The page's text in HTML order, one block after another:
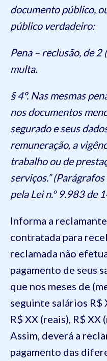
documento público,
público verdadeiro:
Pena – reclusão, de 2
multa.
§ 4º. Nas mesmas
nos documentos
segurado e seus
remuneração, a
trabalho ou de
serviços.”
pela Lei n.º 9.983 de
Informa a
contratada para
reclamada não
pagamento de seus
que nos meses de
seguinte salários R$
R$ XX (reais), R$ XX
Assim, deverá a
pagamento das